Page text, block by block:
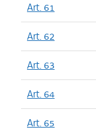
Art. 61
Art. 62
Art. 63
Art. 64
Art. 65